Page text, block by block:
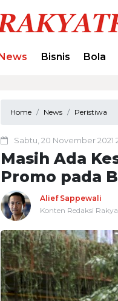
Bisnis Bola
Home News Peristiwa
Sabtu, 20 November 2021
Masih Ada
Promo pada
Alief Sappewali
Konten Redaksi